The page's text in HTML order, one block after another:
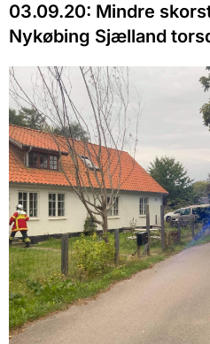
03.09.20: Mindre
Nykøbing Sjælland